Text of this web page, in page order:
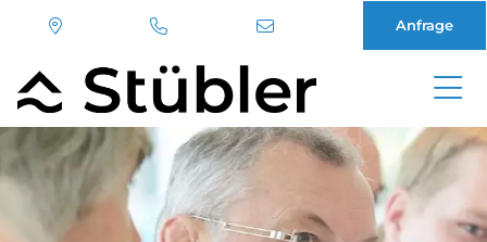
Direkt
zum
Inhalt
Anfrage